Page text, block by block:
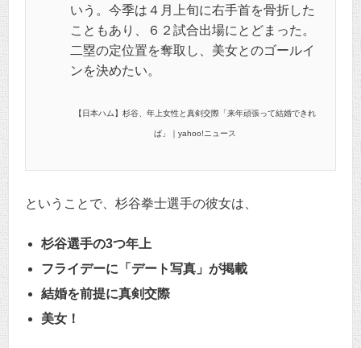
いう。今季は４月上旬に右手首を骨折した
こともあり、６２試合出場にとどまった。
二塁の定位置を奪取し、美女とのゴールイ
ンを決めたい。
【日本ハム】杉谷、年上女性と真剣交際「来年頑張って結婚できれ
ば」｜yahoo!ニュース
ということで、杉谷拳士選手の彼女は、
杉谷選手の3つ年上
フライデーに「デート写真」が掲載
結婚を前提に真剣交際
美女！